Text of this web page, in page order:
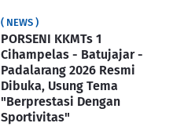
( NEWS )
PORSENI KKMTs 1
Cihampelas - Batujajar -
Padalarang 2026 Resmi
Dibuka, Usung Tema
"Berprestasi Dengan
Sportivitas"